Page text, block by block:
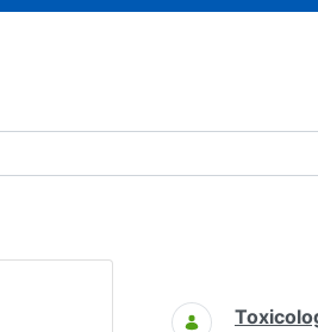
- Eventi
Ricerca